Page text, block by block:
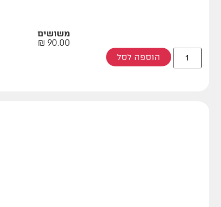
משושים
90.00
₪
הוספה לסל